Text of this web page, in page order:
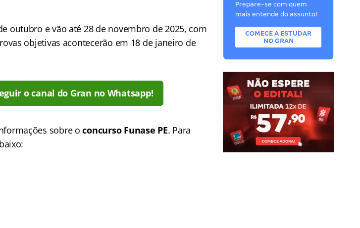
outubro e vão até 28 de novembro de 2025, com
objetivas acontecerão em 18 de janeiro de
o canal do Gran no Whatsapp!
sobre o concurso Funase PE. Para
Prepare-se com quem
mais entende do assunto!
COMECE A ESTUDAR
NO GRAN